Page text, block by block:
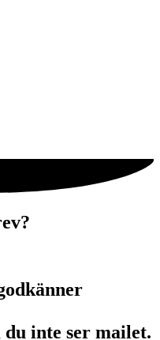
inte ser mailet.